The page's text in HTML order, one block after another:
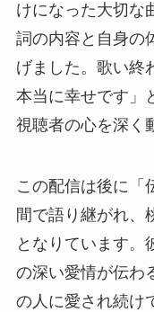
けになった大切な
詞の内容と自身の
げました。歌い終
本当に幸せです」
視聴者の心を深く
この配信は後に「
間で語り継がれ、
となりています。
の深い愛情が伝わ
の人に愛され続け